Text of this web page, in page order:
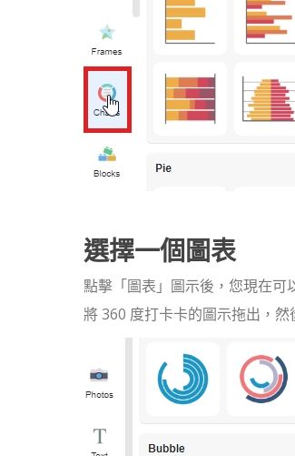
選擇一個圖表
點擊「圖表」圖示後，您現在
將 360 度打卡卡的圖示拖出，